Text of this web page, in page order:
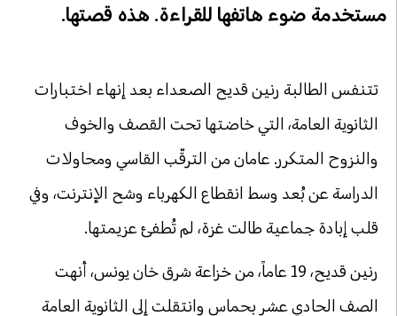
مستخدمة ضوء هاتفها للقراءة. هذه قصتها.
تتنفس الطالبة رنين قديح الصعداء بعد إنهاء اختبارات
الثانوية العامة، التي خاضتها تحت القصف والخوف
والنزوح المتكرر. عامان من الترقّب القاسي ومحاولات
الدراسة عن بُعد وسط انقطاع الكهرباء وشح الإنترنت، وفي
قلب إبادة جماعية طالت غزة، لم تُطفئ عزيمتها.
رنين قديح، 19 عاماً، من خزاعة شرق خان يونس، أنهت
الصف الحادي عشر بحماس وانتقلت إلى الثانوية العامة